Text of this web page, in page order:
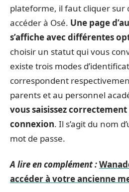
plateforme, il faut cliquer sur
accéder à Osé. Une page
s’affiche avec différentes
choisir un statut qui vous
existe trois modes
correspondent
parents et au personnel
vous saisissez
connexion. Il s’agit du nom
mot de passe.
A lire en complément :
accéder à votre ancienne